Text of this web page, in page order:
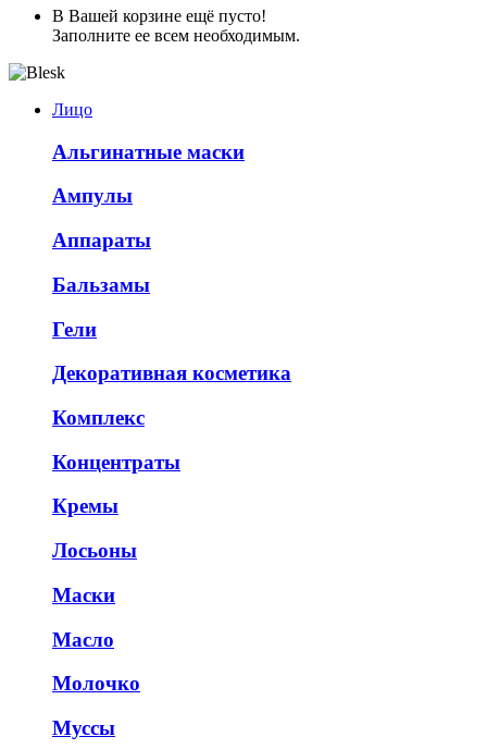
В Вашей корзине ещё пусто!
Заполните ее всем необходимым.
Лицо
Альгинатные маски
Ампулы
Аппараты
Бальзамы
Гели
Декоративная косметика
Комплекс
Концентраты
Кремы
Лосьоны
Маски
Масло
Молочко
Муссы